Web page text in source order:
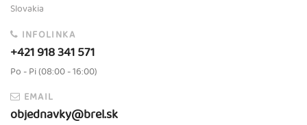
Slovakia
INFOLINKA
+421 918 341 571
Po - Pi (08:00 - 16:00)
EMAIL
objednavky@brel.sk